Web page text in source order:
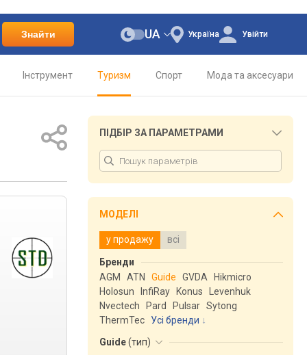
Знайти Україна
UA Увійти
Інструмент Туризм Спорт Мода та аксесуари
ПІДБІР ЗА ПАРАМЕТРАМИ
МОДЕЛІ
у продажу всі
Бренди
AGM
ATN Guide GVDA
Hikmicro
Holosun
InfiRay Konus
Levenhuk
Nvectech
Pard Pulsar Sytong
ThermTec
Усі бренди
Guide(тип)